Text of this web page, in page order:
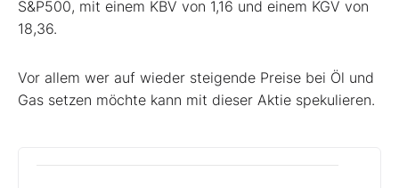
S&P500, mit einem KBV von 1,16 und einem KGV von
18,36.
Vor allem wer auf wieder steigende Preise bei Öl und
Gas setzen möchte kann mit dieser Aktie spekulieren.